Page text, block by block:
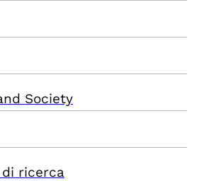
Society
di ricerca